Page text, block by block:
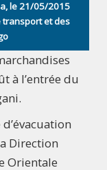
le 21/05/2015
transport et des
à l’entrée du
Direction
Orientale